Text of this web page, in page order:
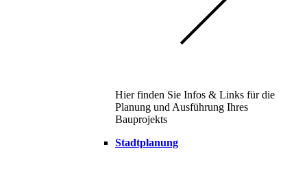
Hier finden Sie Infos & Links für die
Planung und Ausführung Ihres
Bauprojekts
Stadtplanung